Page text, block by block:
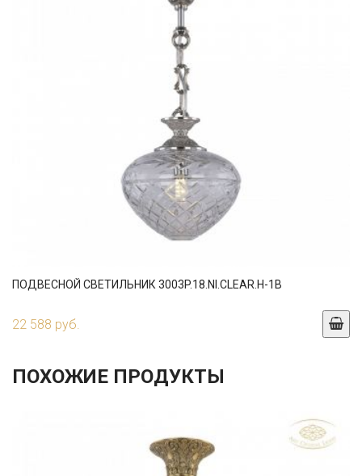
ПОДВЕСНОЙ СВЕТИЛЬНИК 3003P.18.NI.CLEAR.H-1B
22 588 руб.
ПОХОЖИЕ ПРОДУКТЫ